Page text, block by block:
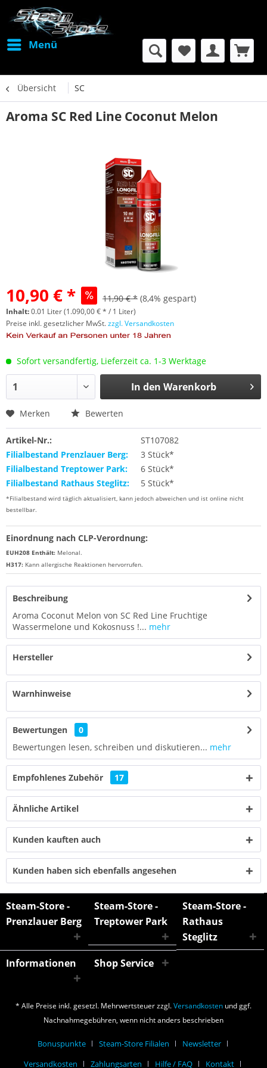
Menü
Übersicht SC
Aroma SC Red Line Coconut Melon
10,90 € * 11,90 € * (8,4% gespart)
Inhalt:0.01 Liter (1.090,00 € * / 1 Liter)
Preise inkl. gesetzlicher MwSt.zzgl. Versandkosten
Sofort versandfertig, Lieferzeit ca. 1-3 Werktage
In den Warenkorb
Merken Bewerten
Artikel-Nr.:
ST107082
Filialbestand Prenzlauer Berg:
3 Stück*
Filialbestand Treptower Park:
6 Stück*
Filialbestand Rathaus Steglitz:
5 Stück*
*Filialbestand wird täglich aktualisiert, kann jedoch abweichen und ist online nicht
bestellbar.
Einordnung nach CLP-Verordnung:
EUH208 Enthält: Melonal.
H317: Kann allergische Reaktionen hervorrufen.
Beschreibung
Aroma Coconut Melon von SC Red Line Fruchtige
Wassermelone und Kokosnuss !... mehr
Hersteller
Warnhinweise
Bewertungen
0
Bewertungen lesen, schreiben und diskutieren... mehr
Empfohlenes Zubehör 17
Ähnliche Artikel
Kunden kauften auch
Kunden haben sich ebenfalls angesehen
Steam-Store -
Prenzlauer Berg
Steam-Store -
Treptower Park
Steam-Store -
Rathaus
Steglitz
Informationen
Shop Service
* Alle Preise inkl. gesetzl. Mehrwertsteuer zzgl.Versandkosten und ggf.
Nachnahmegebühren, wenn nicht anders beschrieben
Bonuspunkte Steam-Store Filialen
Newsletter
Versandkosten
Zahlungsarten Hilfe / FAQ Kontakt